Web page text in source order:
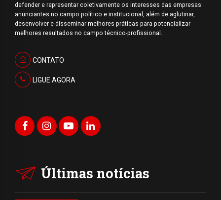
defender e representar coletivamente os interesses das empresas
anunciantes no campo político e institucional, além de aglutinar,
desenvolver e disseminar melhores práticas para potencializar
melhores resultados no campo técnico-profissional.
CONTATO
LIGUE AGORA
Últimas notícias